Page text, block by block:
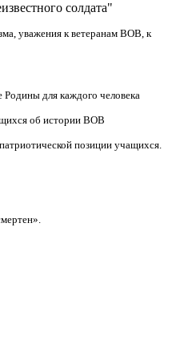
солдата"
уважения к ветеранам ВОВ, к
Родины для каждого человека
об истории ВОВ
позиции учащихся.